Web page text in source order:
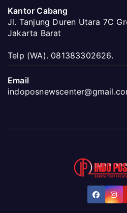
Kantor Cabang
Jl. Tanjung Duren Utara 7C
Jakarta Barat
Telp (WA). 081383302626.
Email